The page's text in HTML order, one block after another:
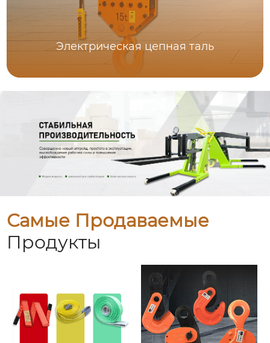
Электрическая цепная таль
Самые Продаваемые
Продукты